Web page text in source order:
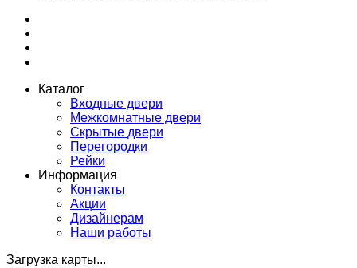
Каталог
Входные двери
Межкомнатные двери
Скрытые двери
Перегородки
Рейки
Информация
Контакты
Акции
Дизайнерам
Наши работы
Загрузка карты...